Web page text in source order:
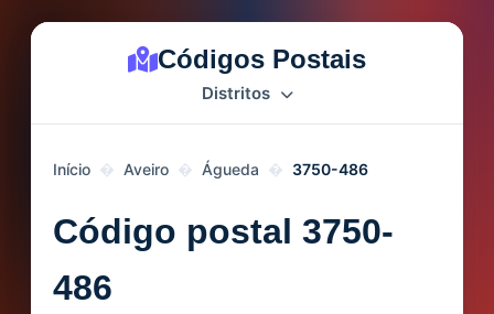
Códigos Postais
Distritos
Início Aveiro Águeda 3750-486
Código postal 3750-
486